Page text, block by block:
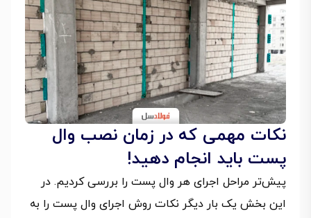
نکات مهمی که در زمان نصب وال
پست باید انجام دهید!
پیش‌تر مراحل اجرای هر وال پست را بررسی کردیم. در
این بخش یک بار دیگر نکات روش اجرای وال پست را به